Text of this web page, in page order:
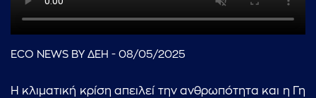
ECO NEWS BY ΔΕΗ - 08/05/2025
Η κλιματική κρίση απειλεί την ανθρωπότητα και η Γη